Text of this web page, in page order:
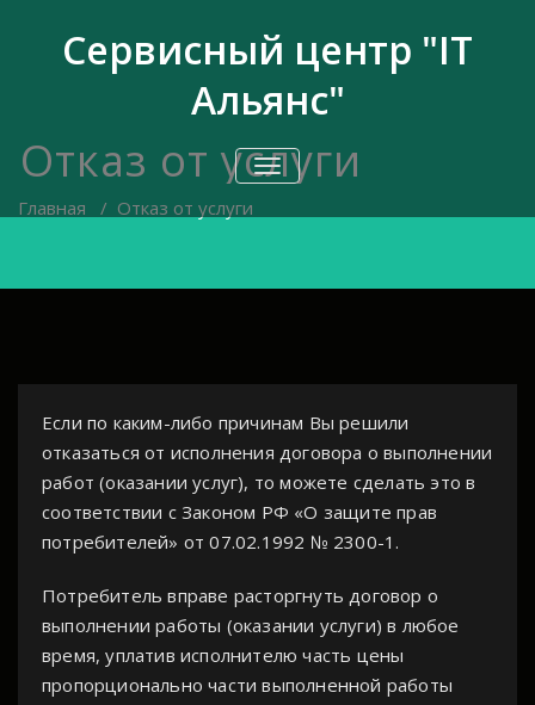
содержимомуСервисный центр "IT
Альянс"
ПЕРЕКЛЮЧИТЬ
НАВИГАЦИЮ
Отказ от услуги
Главная / Отказ от услуги
Если по каким-либо причинам Вы решили
отказаться от исполнения договора о выполнении
работ (оказании услуг), то можете сделать это в
соответствии с Законом РФ «О защите прав
потребителей» от 07.02.1992 № 2300-1.
Потребитель вправе расторгнуть договор о
выполнении работы (оказании услуги) в любое
время, уплатив исполнителю часть цены
пропорционально части выполненной работы